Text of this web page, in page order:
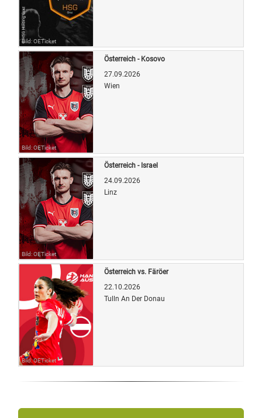
Bild: OETicket
Bild: OETicket
Österreich - Kosovo
27.09.2026
Wien
Bild: OETicket
Österreich - Israel
24.09.2026
Linz
Bild: OETicket
Österreich vs. Färöer
22.10.2026
Tulln An Der Donau